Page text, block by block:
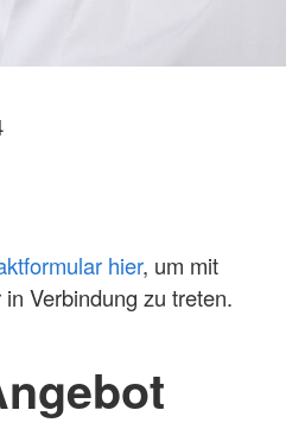
hier, um mit
Verbindung zu treten.